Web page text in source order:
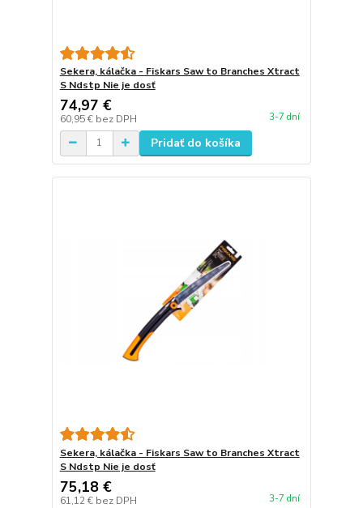
Sekera, kálačka - Fiskars Saw to Branches Xtract
S Ndstp Nie je dosť
74,97 €
60,95 € bez DPH 3-7 dní
Pridať do košíka
Sekera, kálačka - Fiskars Saw to Branches Xtract
S Ndstp Nie je dosť
75,18 €
61,12 € bez DPH 3-7 dní